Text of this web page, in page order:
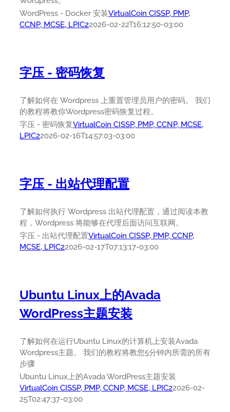
WordPress - Docker 安装VirtualCoin CISSP, PMP,
CCNP, MCSE, LPIC22026-02-22T16:12:50-03:00
字压 - 密码恢复
了解如何在 Wordpress 上重置管理员用户的密码。 我们
的教程将教你Wordpress密码恢复过程。
字压 - 密码恢复VirtualCoin CISSP, PMP, CCNP, MCSE,
LPIC22026-02-16T14:57:03-03:00
字压 - 出站代理配置
了解如何执行 Wordpress 出站代理配置，通过阅读本教
程，Wordpress 将能够在代理后面访问互联网。
字压 - 出站代理配置VirtualCoin CISSP, PMP, CCNP,
MCSE, LPIC22026-02-17T07:13:17-03:00
Ubuntu Linux上的Avada
WordPress主题安装
了解如何在运行Ubuntu Linux的计算机上安装Avada
Wordpress主题。 我们的教程将教您5分钟内所需的所有
步骤
Ubuntu Linux上的Avada WordPress主题安装
VirtualCoin CISSP, PMP, CCNP, MCSE, LPIC22026-02-
25T02:47:37-03:00